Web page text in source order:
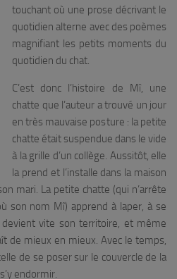
touchant où une prose décrivant le
quotidien alterne avec des poèmes
magnifiant les petits moments du
quotidien du chat.
C’est donc l’histoire de Mî, une
chatte que l’auteur a trouvé un jour
en très mauvaise posture : la petite
chatte était suspendue dans le vide
à la grille d’un collège. Aussitôt, elle
la prend et l’installe dans la maison
mari. La petite chatte (qui n’arrête
son nom Mî) apprend à laper, à se
vite son territoire, et même
de mieux en mieux. Avec le temps,
de se poser sur le couvercle de la
endormir.